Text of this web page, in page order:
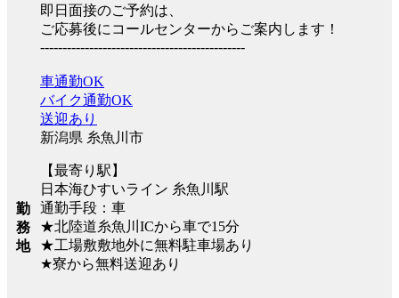
即日面接のご予約は、
ご応募後にコールセンターからご案内します！
----------------------------------------------
勤
務
地
車通勤OK
バイク通勤OK
送迎あり
新潟県 糸魚川市
【最寄り駅】
日本海ひすいライン 糸魚川駅
通勤手段：車
★北陸道糸魚川ICから車で15分
★工場敷敷地外に無料駐車場あり
★寮から無料送迎あり